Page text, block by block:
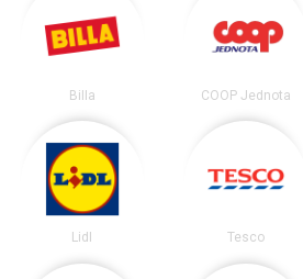
Billa COOP Jednota
Lidl Tesco